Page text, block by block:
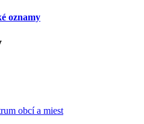
oznamy
obcí a miest